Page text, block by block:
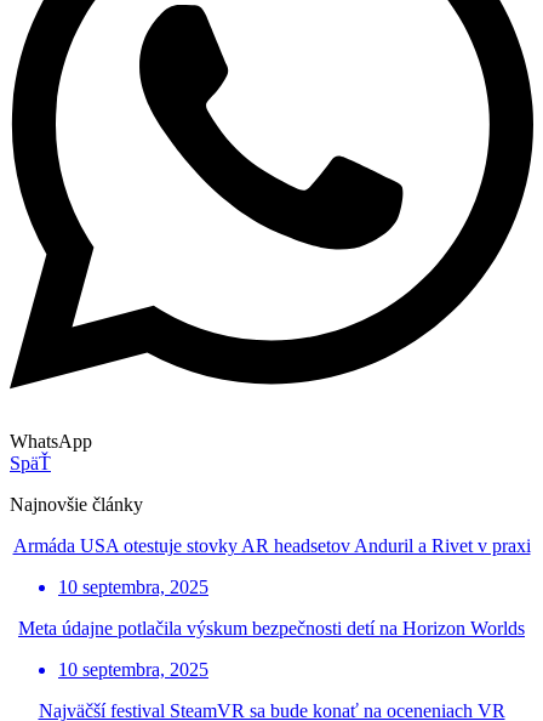
WhatsApp
SpäŤ
Najnovšie články
Armáda USA otestuje stovky AR headsetov Anduril a Rivet v praxi
10 septembra, 2025
Meta údajne potlačila výskum bezpečnosti detí na Horizon Worlds
10 septembra, 2025
Najväčší festival SteamVR sa bude konať na oceneniach VR